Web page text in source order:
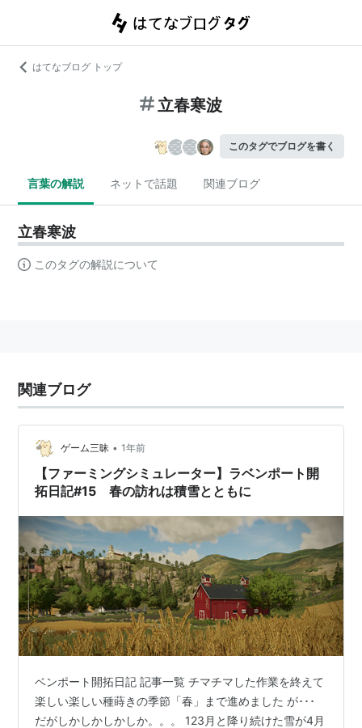
はてなブログ トップ
立春寒波
このタグでブログを書く
言葉の解説 ネットで話題 関連ブログ
立春寒波
このタグの解説について
関連ブログ
ゲーム三昧 • 1年前
【ファーミングシミュレーター】ラベンポート開
拓日記#15 春の訪れは積雪とともに
ベンポート開拓日記 記事一覧 チマチマした作業を終えて
楽しい楽しい種蒔きの季節「春」まで進めました が･･･
だがしかしかしかしか。。。 123月と降り続けた雪が4月